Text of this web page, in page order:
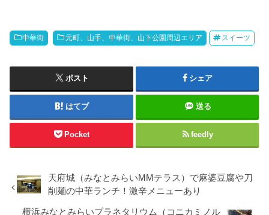
中華街 元町、山手、中華街、山下公園周辺エリア スイーツ
ポスト シェア
はてブ 送る
Pocket feedly
天府城（みなとみらいMMテラス）で麻婆豆腐や刀
削麺の中華ランチ！激辛メニューあり
横浜みなとみらいプラネタリウム（コニカミノル